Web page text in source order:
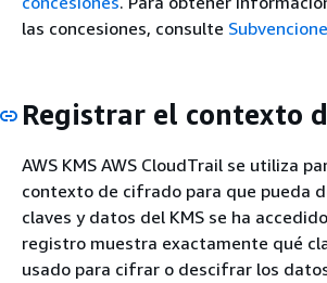
las concesiones, consulte
Registrar el contexto
AWS KMS AWS CloudTrail se utiliza
contexto de cifrado para que pueda
claves y datos del KMS se ha
registro muestra exactamente qué
usado para cifrar o descifrar los